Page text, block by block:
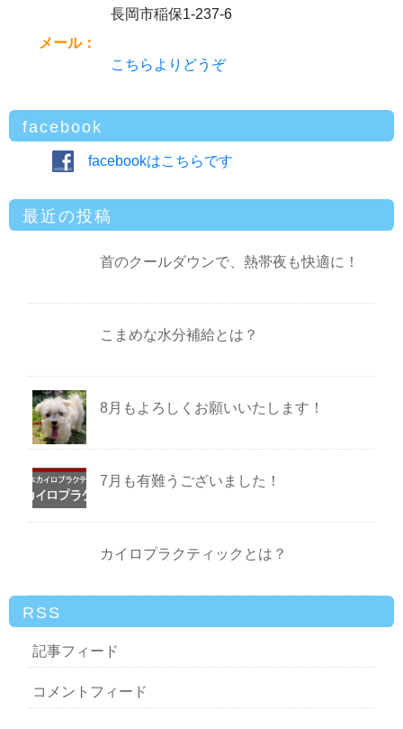
長岡市稲保1-237-6
メール：
こちらよりどうぞ
facebook
facebookはこちらです
最近の投稿
首のクールダウンで、熱帯夜も快適に！
こまめな水分補給とは？
8月もよろしくお願いいたします！
7月も有難うございました！
カイロプラクティックとは？
RSS
記事フィード
コメントフィード